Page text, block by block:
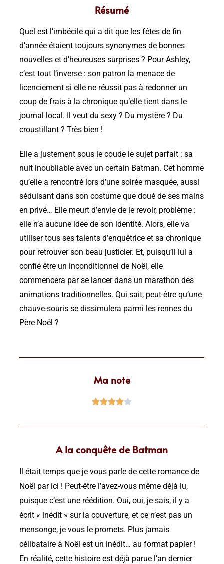
Résumé
Quel est l’imbécile qui a dit que les fêtes de fin
d’année étaient toujours synonymes de bonnes
nouvelles et d’heureuses surprises ? Pour Ashley,
c’est tout l’inverse : son patron la menace de
licenciement si elle ne réussit pas à redonner un
coup de frais à la chronique qu’elle tient dans le
journal local. Il veut du sexy ? Du mystère ? Du
croustillant ? Très bien !
Elle a justement sous le coude le sujet parfait : sa
nuit inoubliable avec un certain Batman. Cet homme
qu’elle a rencontré lors d’une soirée masquée, aussi
séduisant dans son costume que doué de ses mains
en privé… Elle meurt d’envie de le revoir, problème :
elle n’a aucune idée de son identité. Alors, elle va
utiliser tous ses talents d’enquêtrice et sa chronique
pour retrouver son beau justicier. Et, puisqu’il lui a
confié être un inconditionnel de Noël, elle
commencera par se lancer dans un marathon des
animations traditionnelles. Qui sait, peut-être qu’une
chauve-souris se dissimulera parmi les rennes du
Père Noël ?
Ma note

A la conquête de Batman
Il était temps que je vous parle de cette romance de
Noël par ici ! Peut-être l’avez-vous même déjà lu,
puisque c’est une réédition. Oui, oui, je sais, il y a
écrit « inédit » sur la couverture, et ce n’est pas un
mensonge, je vous le promets. Plus jamais
célibataire à Noël est un inédit… au format papier !
En réalité, cette histoire est déjà parue l’an dernier